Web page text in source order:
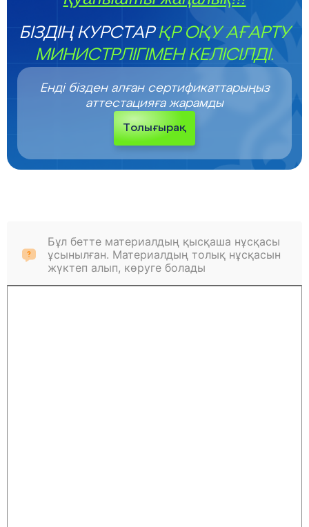
БІЗДІҢ КУРСТАРҚР ОҚУ АҒАРТУ
МИНИСТРЛІГІМЕН КЕЛІСІЛДІ.
Енді бізден алған сертификаттарыңыз
аттестацияға жарамды
Толығырақ
Бұл бетте материалдың қысқаша нұсқасы
ұсынылған. Материалдың толық нұсқасын
жүктеп алып, көруге болады